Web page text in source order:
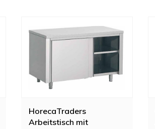
HorecaTraders
Arbeitstisch mit